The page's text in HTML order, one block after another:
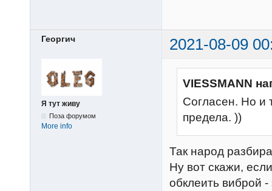
Георгич 2021-08-09
Я тут живу
Поза форумом
More info
VIESSMANN
Согласен. Но и
предела. ))
Так народ
Ну вот скажи,
обклеить виброй